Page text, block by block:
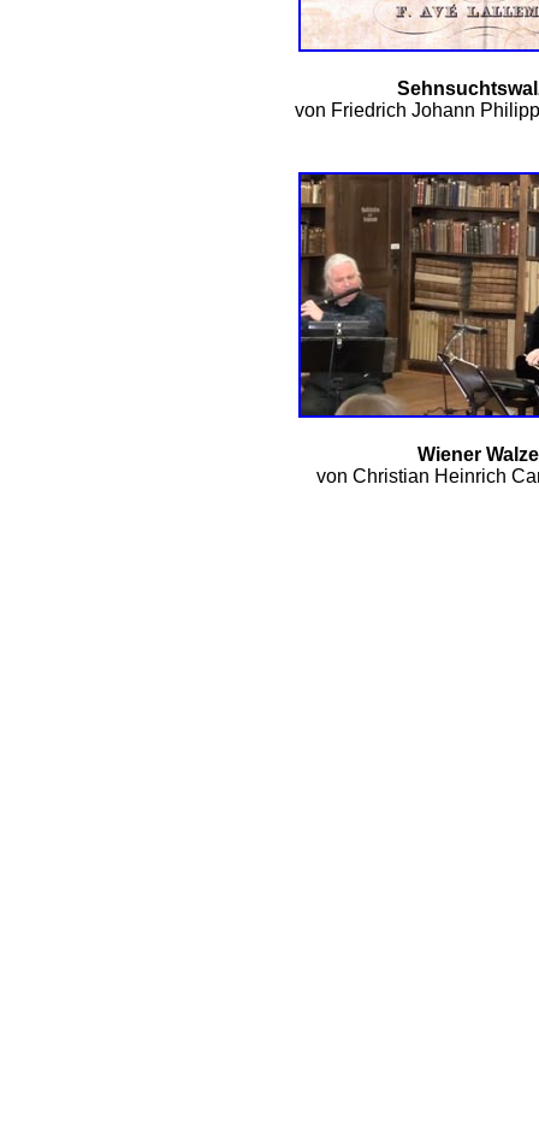
von Friedrich Johann
Wiener
von Christian Heinrich